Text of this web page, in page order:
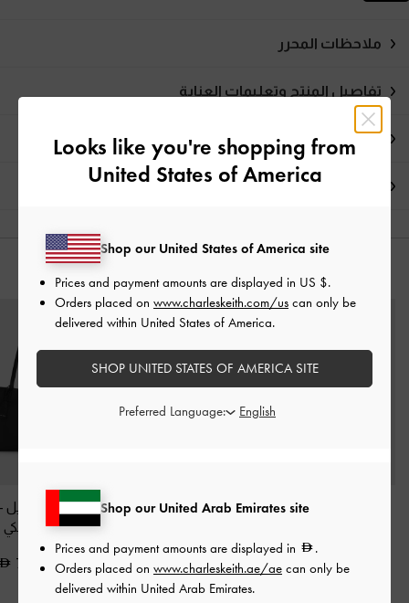
ملاحظات المحرر
تفاصيل المنتج وتعليمات العناية
العروض الحصرية
الشحن والإرجاع
قد يعجبك آيضاً
حقيبة هوبو إيفيت
أسود كلاسيكي
شنطة توت ديلفينا بحزام
كلاسيكي
550.00
حقيبة توت بريل
كلاسيكي
700.00
Looks like you're shopping from
United States of America
Shop our United Arab Emirates site
Prices and payment amounts are displayed in
.
Orders placed on www.charleskeith.ae/ae can only be
delivered within United Arab Emirates.
Shop our United States of America site
Prices and payment amounts are displayed in US $.
Orders placed on www.charleskeith.com/us can only be
delivered within United States of America.
SHOP UNITED STATES OF AMERICA SITE
Preferred Language: